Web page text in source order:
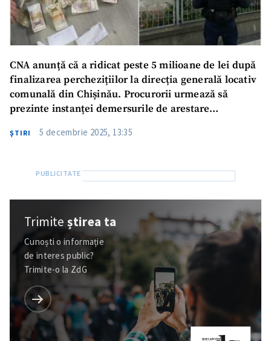
CNA anunță că a ridicat peste 5 milioane de lei după
finalizarea perchezițiilor la direcția generală locativ
comunală din Chișinău. Procurorii urmează să
prezinte instanței demersurile de arestare
ŞTIRI 5 decembrie 2025, 13:35
Trimiteștirea ta
Cunoști o informație
de interes public?
Trimite-o la ZdG